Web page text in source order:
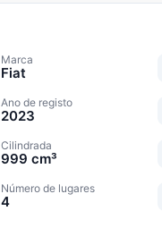
Marca
Fiat
Ano de registo
2023
Cilindrada
999 cm³
Número de lugares
4